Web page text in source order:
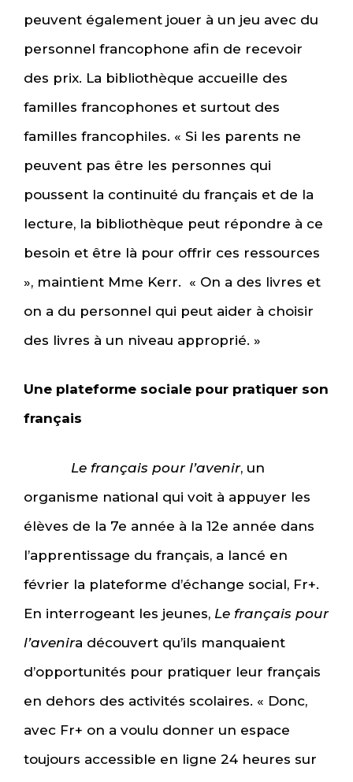
peuvent également jouer à un jeu avec du
personnel francophone afin de recevoir
des prix. La bibliothèque accueille des
familles francophones et surtout des
familles francophiles. « Si les parents ne
peuvent pas être les personnes qui
poussent la continuité du français et de la
lecture, la bibliothèque peut répondre à ce
besoin et être là pour offrir ces ressources
», maintient Mme Kerr. « On a des livres et
on a du personnel qui peut aider à choisir
des livres à un niveau approprié. »
Une plateforme sociale pour pratiquer son
français
Le français pour l’avenir, un
organisme national qui voit à appuyer les
élèves de la 7e année à la 12e année dans
l’apprentissage du français, a lancé en
février la plateforme d’échange social, Fr+.
En interrogeant les jeunes, Le français pour
l’avenira découvert qu’ils manquaient
d’opportunités pour pratiquer leur français
en dehors des activités scolaires. « Donc,
avec Fr+ on a voulu donner un espace
toujours accessible en ligne 24 heures sur